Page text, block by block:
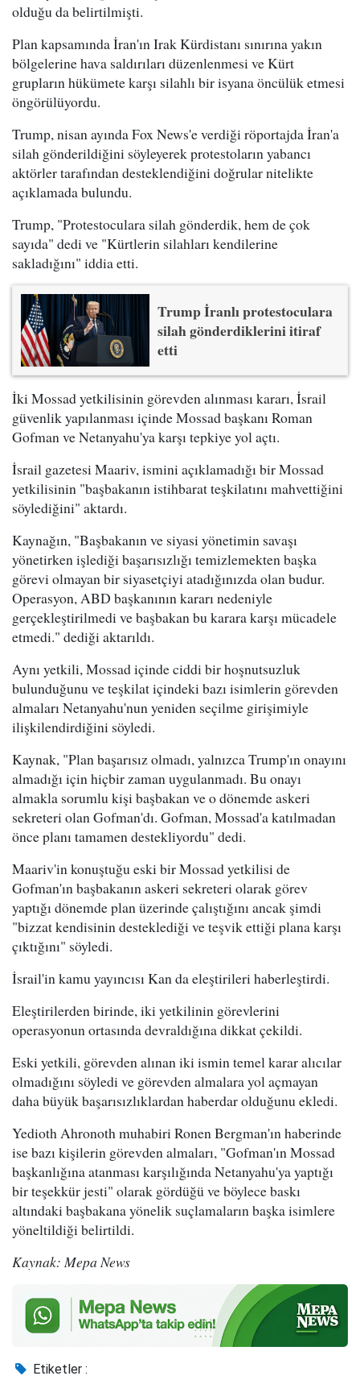
olduğu da belirtilmişti.
Plan kapsamında İran'ın Irak Kürdistanı sınırına yakın
bölgelerine hava saldırıları düzenlenmesi ve Kürt
grupların hükümete karşı silahlı bir isyana öncülük etmesi
öngörülüyordu.
Trump, nisan ayında Fox News'e verdiği röportajda İran'a
silah gönderildiğini söyleyerek protestoların yabancı
aktörler tarafından desteklendiğini doğrular nitelikte
açıklamada bulundu.
Trump, "Protestoculara silah gönderdik, hem de çok
sayıda" dedi ve "Kürtlerin silahları kendilerine
sakladığını" iddia etti.
Trump İranlı protestoculara
silah gönderdiklerini itiraf
etti
İki Mossad yetkilisinin görevden alınması kararı, İsrail
güvenlik yapılanması içinde Mossad başkanı Roman
Gofman ve Netanyahu'ya karşı tepkiye yol açtı.
İsrail gazetesi Maariv, ismini açıklamadığı bir Mossad
yetkilisinin "başbakanın istihbarat teşkilatını mahvettiğini
söylediğini" aktardı.
Kaynağın, "Başbakanın ve siyasi yönetimin savaşı
yönetirken işlediği başarısızlığı temizlemekten başka
görevi olmayan bir siyasetçiyi atadığınızda olan budur.
Operasyon, ABD başkanının kararı nedeniyle
gerçekleştirilmedi ve başbakan bu karara karşı mücadele
etmedi." dediği aktarıldı.
Aynı yetkili, Mossad içinde ciddi bir hoşnutsuzluk
bulunduğunu ve teşkilat içindeki bazı isimlerin görevden
almaları Netanyahu'nun yeniden seçilme girişimiyle
ilişkilendirdiğini söyledi.
Kaynak, "Plan başarısız olmadı, yalnızca Trump'ın onayını
almadığı için hiçbir zaman uygulanmadı. Bu onayı
almakla sorumlu kişi başbakan ve o dönemde askeri
sekreteri olan Gofman'dı. Gofman, Mossad'a katılmadan
önce planı tamamen destekliyordu" dedi.
Maariv'in konuştuğu eski bir Mossad yetkilisi de
Gofman'ın başbakanın askeri sekreteri olarak görev
yaptığı dönemde plan üzerinde çalıştığını ancak şimdi
"bizzat kendisinin desteklediği ve teşvik ettiği plana karşı
çıktığını" söyledi.
İsrail'in kamu yayıncısı Kan da eleştirileri haberleştirdi.
Eleştirilerden birinde, iki yetkilinin görevlerini
operasyonun ortasında devraldığına dikkat çekildi.
Eski yetkili, görevden alınan iki ismin temel karar alıcılar
olmadığını söyledi ve görevden almalara yol açmayan
daha büyük başarısızlıklardan haberdar olduğunu ekledi.
Yedioth Ahronoth muhabiri Ronen Bergman'ın haberinde
ise bazı kişilerin görevden almaları, "Gofman'ın Mossad
başkanlığına atanması karşılığında Netanyahu'ya yaptığı
bir teşekkür jesti" olarak gördüğü ve böylece baskı
altındaki başbakana yönelik suçlamaların başka isimlere
yöneltildiği belirtildi.
Kaynak: Mepa News
Etiketler :